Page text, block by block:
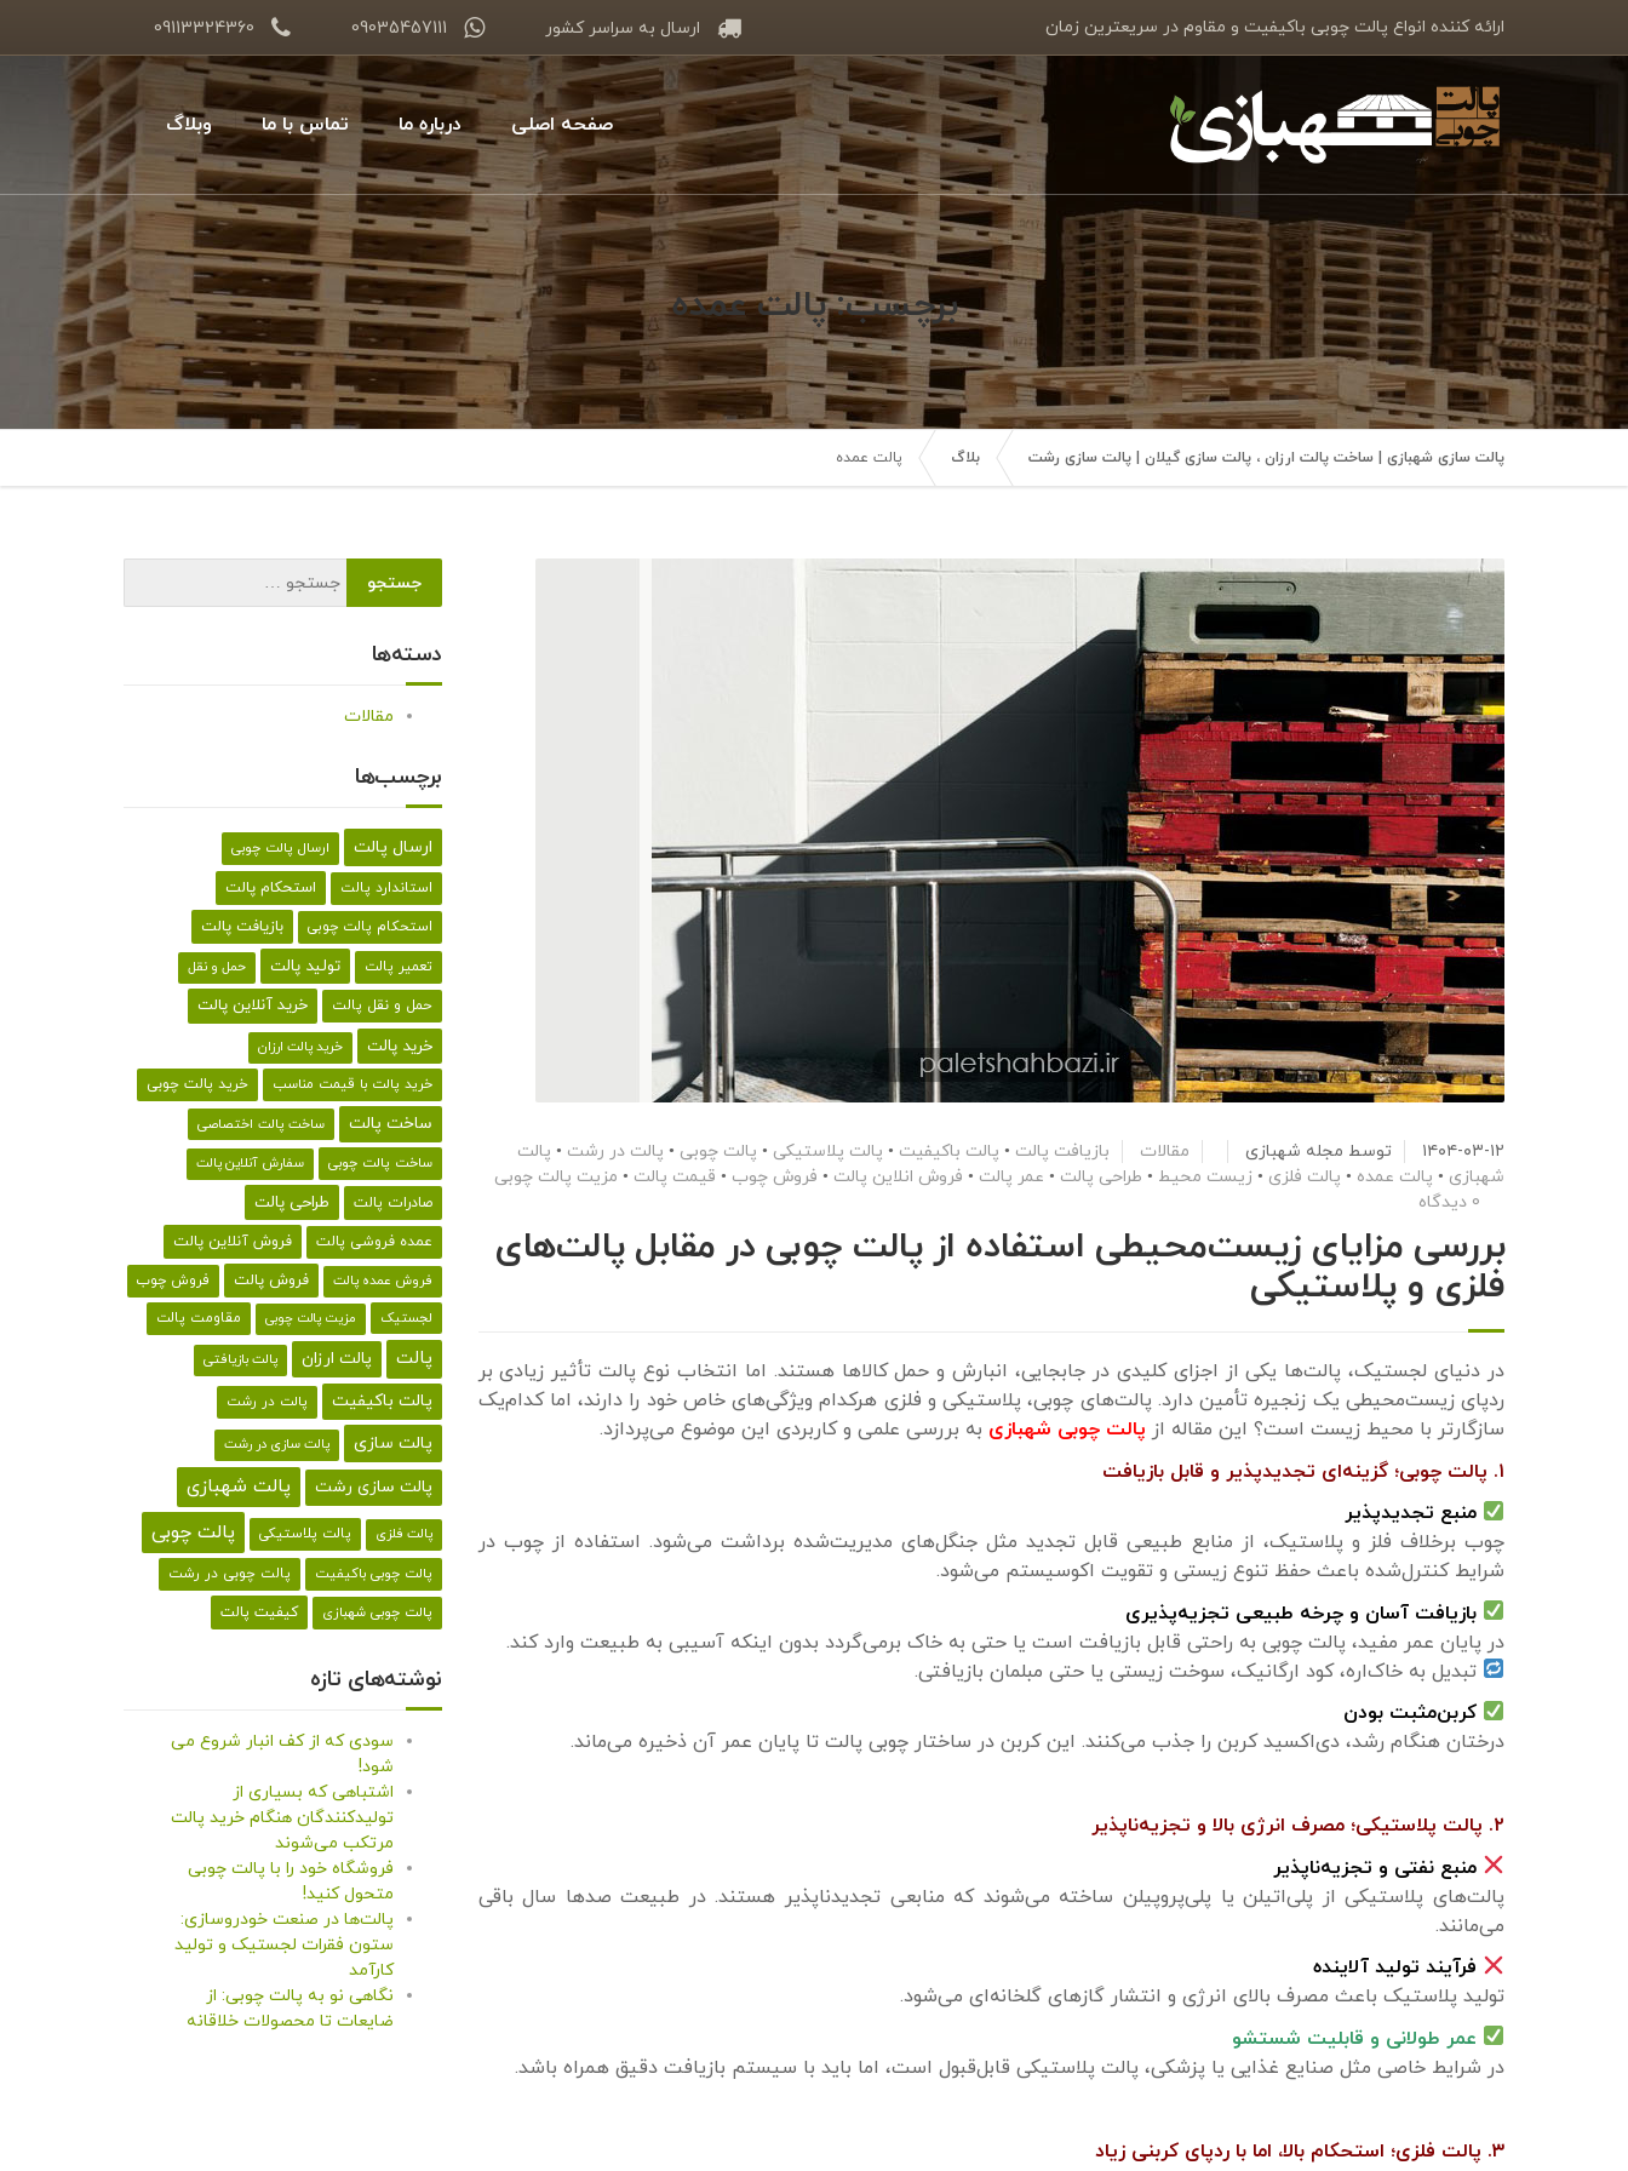
ارائه کننده انواع پالت چوبی باکیفیت و مقاوم در سریعترین زمان ارسال به سراسر کشور 09035457111
09113324360
صفحه اصلی درباره ما تماس با ما وبلاگ
برچسب: پالت عمده
پالت سازی شهبازی | ساخت پالت ارزان ، پالت سازی گیلان | پالت سازی رشت بلاگ پالت عمده
۱۴۰۴-۰۳-۱۲ توسط مجله شهبازی مقالات بازیافت پالت • پالت باکیفیت • پالت پلاستیکی • پالت چوبی • پالت در رشت • پالت
شهبازی • پالت عمده • پالت فلزی • زیست محیط • طراحی پالت • عمر پالت • فروش انلاین پالت • فروش چوب • قیمت پالت • مزیت پالت چوبی
0 دیدگاه
بررسی مزایای زیست‌محیطی استفاده از پالت چوبی در مقابل پالت‌های
فلزی و پلاستیکی
در دنیای لجستیک، پالت‌ها یکی از اجزای کلیدی در جابجایی، انبارش و حمل کالاها هستند. اما انتخاب نوع پالت تأثیر زیادی بر
ردپای زیست‌محیطی یک زنجیره تأمین دارد. پالت‌های چوبی، پلاستیکی و فلزی هرکدام ویژگی‌های خاص خود را دارند، اما کدام‌یک
سازگارتر با محیط زیست است؟ این مقاله از پالت چوبی شهبازی به بررسی علمی و کاربردی این موضوع می‌پردازد.
۱. ‌پالت چوبی؛ گزینه‌ای تجدیدپذیر و قابل بازیافت
منبع تجدیدپذیر
چوب برخلاف فلز و پلاستیک، از منابع طبیعی قابل تجدید مثل جنگل‌های مدیریت‌شده برداشت می‌شود. استفاده از چوب در
شرایط کنترل‌شده باعث حفظ تنوع زیستی و تقویت اکوسیستم می‌شود.
بازیافت آسان و چرخه طبیعی تجزیه‌پذیری
در پایان عمر مفید، پالت چوبی به راحتی قابل بازیافت است یا حتی به خاک برمی‌گردد بدون اینکه آسیبی به طبیعت وارد کند.
تبدیل به خاک‌اره، کود ارگانیک، سوخت زیستی یا حتی مبلمان بازیافتی.
کربن‌مثبت بودن
درختان هنگام رشد، دی‌اکسید کربن را جذب می‌کنند. این کربن در ساختار چوبی پالت تا پایان عمر آن ذخیره می‌ماند.
۲. ‌پالت پلاستیکی؛ مصرف انرژی بالا و تجزیه‌ناپذیر
منبع نفتی و تجزیه‌ناپذیر
پالت‌های پلاستیکی از پلی‌اتیلن یا پلی‌پروپیلن ساخته می‌شوند که منابعی تجدیدناپذیر هستند. در طبیعت صدها سال باقی
می‌مانند.
فرآیند تولید آلاینده
تولید پلاستیک باعث مصرف بالای انرژی و انتشار گازهای گلخانه‌ای می‌شود.
عمر طولانی و قابلیت شستشو
در شرایط خاصی مثل صنایع غذایی یا پزشکی، پالت پلاستیکی قابل‌قبول است، اما باید با سیستم بازیافت دقیق همراه باشد.
۳. ‌پالت فلزی؛ استحکام بالا، اما با ردپای کربنی زیاد
دسته‌ها
مقالات
برچسب‌ها
ارسال پالت ارسال پالت چوبی
استاندارد پالت استحکام پالت
استحکام پالت چوبی بازیافت پالت
تعمیر پالت تولید پالت حمل و نقل
حمل و نقل پالت خرید آنلاین پالت
خرید پالت خرید پالت ارزان
خرید پالت با قیمت مناسب خرید پالت چوبی
ساخت پالت
ساخت پالت اختصاصی
ساخت پالت چوبی
سفارش آنلاین پالت
صادرات پالت طراحی پالت
عمده فروشی پالت فروش آنلاین پالت
فروش عمده پالت فروش پالت
فروش چوب
لجستیک
مزیت پالت چوبی مقاومت پالت
پالت پالت ارزان پالت بازیافتی
پالت باکیفیت پالت در رشت
پالت سازی پالت سازی در رشت
پالت سازی رشت پالت شهبازی
پالت فلزی پالت پلاستیکی پالت چوبی
پالت چوبی باکیفیت
پالت چوبی در رشت
پالت چوبی شهبازی
کیفیت پالت
نوشته‌های تازه
سودی که از کف انبار شروع می
شود!
اشتباهی که بسیاری از
تولیدکنندگان هنگام خرید پالت
مرتکب می‌شوند
فروشگاه خود را با پالت چوبی
متحول کنید!
پالت‌ها در صنعت خودروسازی:
ستون فقرات لجستیک و تولید
کارآمد
نگاهی نو به پالت چوبی: از
ضایعات تا محصولات خلاقانه